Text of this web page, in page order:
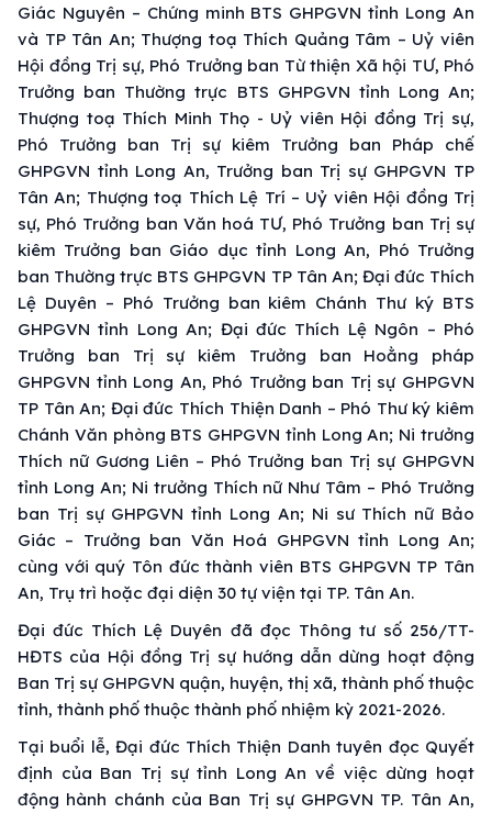
Giác Nguyên – Chứng minh BTS GHPGVN tỉnh Long An
và TP Tân An; Thượng toạ Thích Quảng Tâm – Uỷ viên
Hội đồng Trị sự, Phó Trưởng ban Từ thiện Xã hội TƯ, Phó
Trưởng ban Thường trực BTS GHPGVN tỉnh Long An;
Thượng toạ Thích Minh Thọ - Uỷ viên Hội đồng Trị sự,
Phó Trưởng ban Trị sự kiêm Trưởng ban Pháp chế
GHPGVN tỉnh Long An, Trưởng ban Trị sự GHPGVN TP
Tân An; Thượng toạ Thích Lệ Trí – Uỷ viên Hội đồng Trị
sự, Phó Trưởng ban Văn hoá TƯ, Phó Trưởng ban Trị sự
kiêm Trưởng ban Giáo dục tỉnh Long An, Phó Trưởng
ban Thường trực BTS GHPGVN TP Tân An; Đại đức Thích
Lệ Duyên – Phó Trưởng ban kiêm Chánh Thư ký BTS
GHPGVN tỉnh Long An; Đại đức Thích Lệ Ngôn – Phó
Trưởng ban Trị sự kiêm Trưởng ban Hoằng pháp
GHPGVN tỉnh Long An, Phó Trưởng ban Trị sự GHPGVN
TP Tân An; Đại đức Thích Thiện Danh – Phó Thư ký kiêm
Chánh Văn phòng BTS GHPGVN tỉnh Long An; Ni trưởng
Thích nữ Gương Liên – Phó Trưởng ban Trị sự GHPGVN
tỉnh Long An; Ni trưởng Thích nữ Như Tâm – Phó Trưởng
ban Trị sự GHPGVN tỉnh Long An; Ni sư Thích nữ Bảo
Giác – Trưởng ban Văn Hoá GHPGVN tỉnh Long An;
cùng với quý Tôn đức thành viên BTS GHPGVN TP Tân
An, Trụ trì hoặc đại diện 30 tự viện tại TP. Tân An.
Đại đức Thích Lệ Duyên đã đọc Thông tư số 256/TT-
HĐTS của Hội đồng Trị sự hướng dẫn dừng hoạt động
Ban Trị sự GHPGVN quận, huyện, thị xã, thành phố thuộc
tỉnh, thành phố thuộc thành phố nhiệm kỳ 2021-2026.
Tại buổi lễ, Đại đức Thích Thiện Danh tuyên đọc Quyết
định của Ban Trị sự tỉnh Long An về việc dừng hoạt
động hành chánh của Ban Trị sự GHPGVN TP. Tân An,